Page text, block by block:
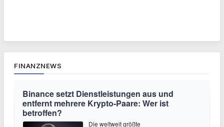
FINANZNEWS
Binance setzt Dienstleistungen aus und
entfernt mehrere Krypto-Paare: Wer ist
betroffen?
Die weltweit größte